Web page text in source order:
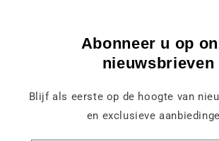
Abonneer u op
nieuwsbrieven
Blijf als eerste op de hoogte van
en exclusieve